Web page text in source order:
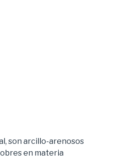
son arcillo-arenosos
en materia